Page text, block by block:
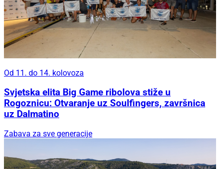
Od 11. do 14. kolovoza
Svjetska elita Big Game ribolova stiže u
Rogoznicu: Otvaranje uz Soulfingers, završnica
uz Dalmatino
Zabava za sve generacije